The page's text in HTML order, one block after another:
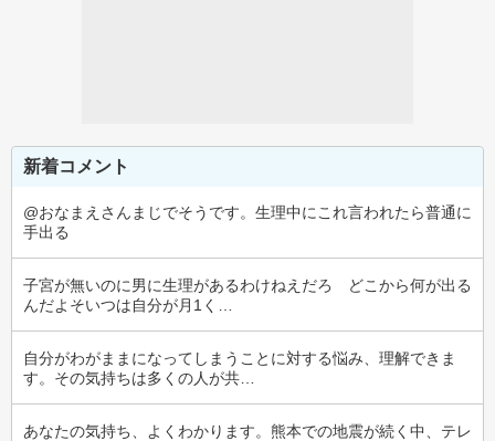
新着コメント
@おなまえさんまじでそうです。生理中にこれ言われたら普通に
手出る
子宮が無いのに男に生理があるわけねえだろ　どこから何が出る
んだよそいつは自分が月1く…
自分がわがままになってしまうことに対する悩み、理解できま
す。その気持ちは多くの人が共…
あなたの気持ち、よくわかります。熊本での地震が続く中、テレ